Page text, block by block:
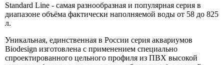
Standard Line - самая разнообразная и популярная серия в
диапазоне объёма фактически наполняемой воды от 58 до 825
л.
Уникальная, единственная в России серия аквариумов
Biodesign изготовлена с применением специально
спроектированного цельного профиля из ПВХ высокой